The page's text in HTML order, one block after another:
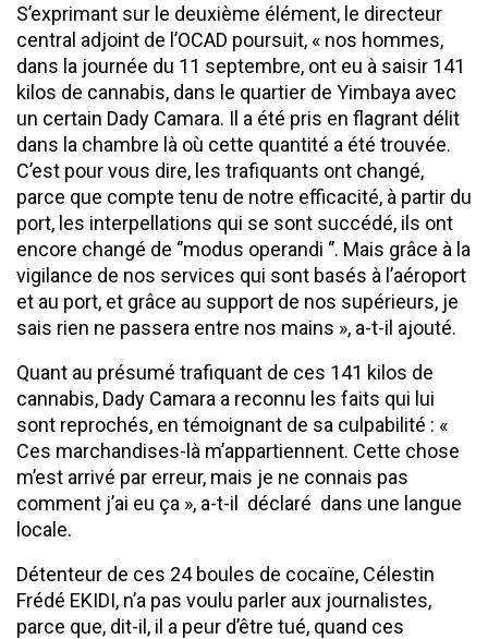
S’exprimant sur le deuxième élément, le directeur
central adjoint de l’OCAD poursuit, « nos hommes,
dans la journée du 11 septembre, ont eu à saisir 141
kilos de cannabis, dans le quartier de Yimbaya avec
un certain Dady Camara. Il a été pris en flagrant délit
dans la chambre là où cette quantité a été trouvée.
C’est pour vous dire, les trafiquants ont changé,
parce que compte tenu de notre efficacité, à partir du
port, les interpellations qui se sont succédé, ils ont
encore changé de ‘’modus operandi ‘’. Mais grâce à la
vigilance de nos services qui sont basés à l’aéroport
et au port, et grâce au support de nos supérieurs, je
sais rien ne passera entre nos mains », a-t-il ajouté.
Quant au présumé trafiquant de ces 141 kilos de
cannabis, Dady Camara a reconnu les faits qui lui
sont reprochés, en témoignant de sa culpabilité : «
Ces marchandises-là m’appartiennent. Cette chose
m’est arrivé par erreur, mais je ne connais pas
comment j’ai eu ça », a-t-il déclaré dans une langue
locale.
Détenteur de ces 24 boules de cocaïne, Célestin
Frédé EKIDI, n’a pas voulu parler aux journalistes,
parce que, dit-il, il a peur d’être tué, quand ces